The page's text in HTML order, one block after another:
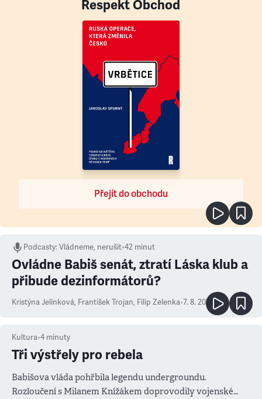
Respekt Obchod
Přejít do obchodu
Podcasty:Vládneme, nerušit•42 minut
Ovládne Babiš senát, ztratí Láska klub a
přibude dezinformátorů?
Kristýna Jelínková, František Trojan, Filip Zelenka•7. 8. 2026
Kultura•4 minuty
Tři výstřely pro rebela
Babišova vláda pohřbila legendu undergroundu.
Rozloučení s Milanem Knížákem doprovodily vojenské